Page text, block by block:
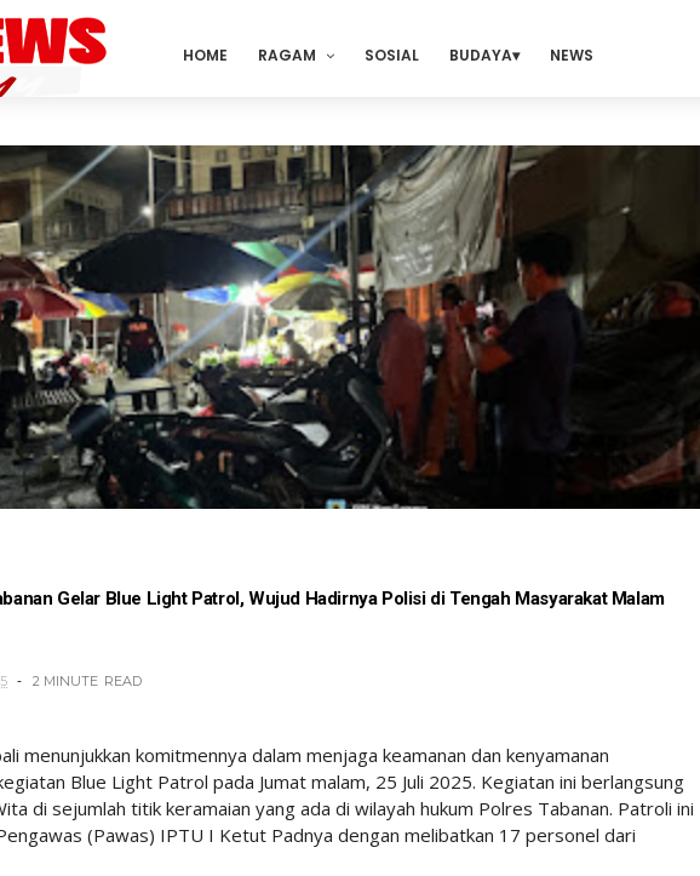
HOME RAGAM SOSIAL BUDAYA NEWS
Gelar Blue Light Patrol, Wujud Hadirnya Polisi di Tengah Masyarakat Malam
2 MINUTE READ
menunjukkan komitmennya dalam menjaga keamanan dan kenyamanan
Blue Light Patrol pada Jumat malam, 25 Juli 2025. Kegiatan ini berlangsung
di sejumlah titik keramaian yang ada di wilayah hukum Polres Tabanan. Patroli ini
(Pawas) IPTU I Ketut Padnya dengan melibatkan 17 personel dari